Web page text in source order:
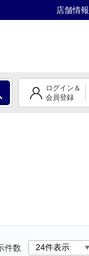
店舗情報
ログイン＆
会員登録
件数